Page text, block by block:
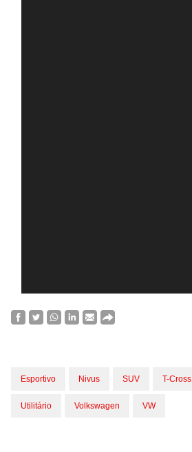
Esportivo Nivus SUV T-Cross
Utilitário Volkswagen VW